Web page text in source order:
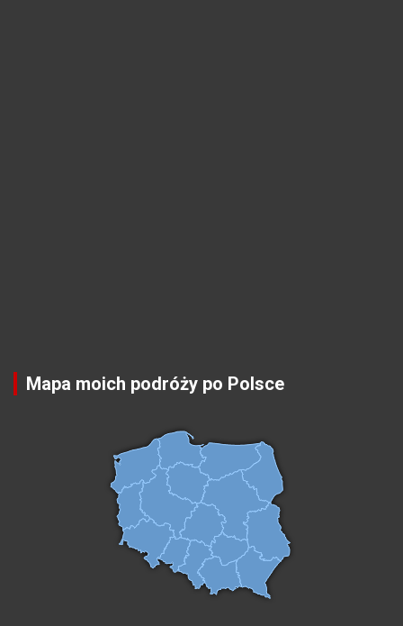
Mapa moich podróży po Polsce